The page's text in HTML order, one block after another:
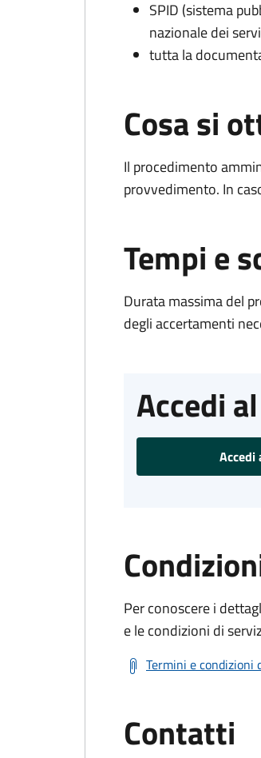
SPID (sistema
nazionale dei
tutta la
Cosa si
Il procedimento
provvedimento. In
Tempi e
Durata massima del
degli accertamenti
Accedi
Accedi
Per conoscere i
e le condizioni di
Termini e condizioni
Contatti